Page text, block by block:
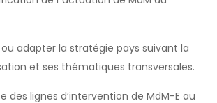
adapter la stratégie pays suivant la
et ses thématiques transversales.
des lignes d’intervention de MdM-E au